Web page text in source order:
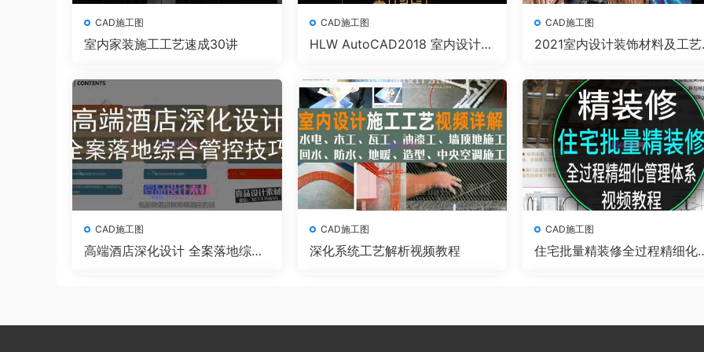
CAD施工图
室内家装施工工艺速成30讲
CAD施工图
HLW AutoCAD2018 室内设计施
CAD施工图
2021室内设计装饰材料及工
CAD施工图
高端酒店深化设计 全案落地综合
CAD施工图
深化系统工艺解析视频教程
CAD施工图
住宅批量精装修全过程精细化